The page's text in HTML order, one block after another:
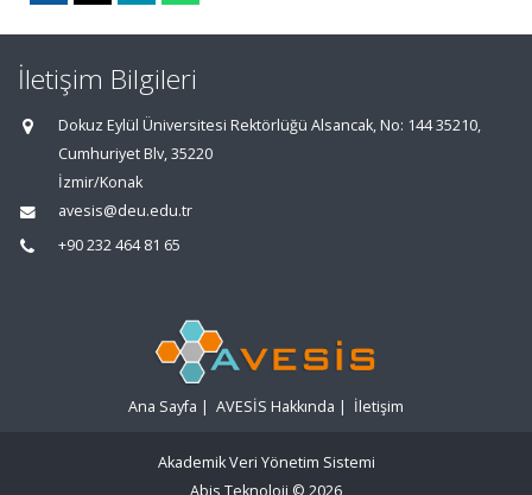
İletişim Bilgileri
Dokuz Eylül Üniversitesi Rektörlüğü Alsancak, No: 144 35210,
Cumhuriyet Blv, 35220
İzmir/Konak
avesis@deu.edu.tr
+90 232 464 81 65
Ana Sayfa | AVESİS Hakkında | İletişim
Akademik Veri Yönetim Sistemi
Abis Teknoloji © 2026